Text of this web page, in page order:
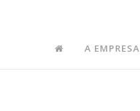
A EMPRESA